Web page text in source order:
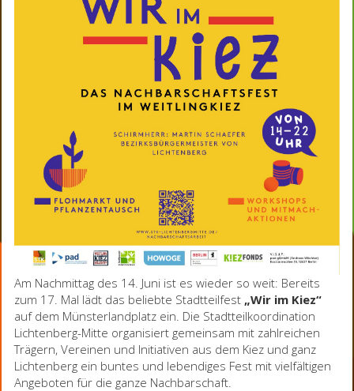
Am Nachmittag des 14. Juni ist es wieder so weit: Bereits
zum 17. Mal lädt das beliebte Stadtteilfest „Wir im Kiez“
auf dem Münsterlandplatz ein. Die Stadtteilkoordination
Lichtenberg-Mitte organisiert gemeinsam mit zahlreichen
Trägern, Vereinen und Initiativen aus dem Kiez und ganz
Lichtenberg ein buntes und lebendiges Fest mit vielfältigen
Angeboten für die ganze Nachbarschaft.